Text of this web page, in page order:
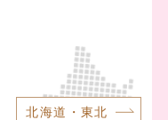
北海道・東北